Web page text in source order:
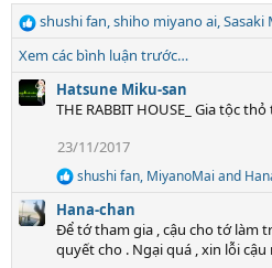
R
e
c
t
:
shushi fan,shiho miyano ai,Sasaki
Xem các bình luận trước…
Hatsune Miku-san
THE RABBIT HOUSE_ Gia tộc
23/11/2017
R
e
a
c
t
shushi fan, MiyanoMai and
Hana-chan
Để tớ tham gia , cậu cho tớ làm
quyết cho . Ngại quá , xin lỗi cậu